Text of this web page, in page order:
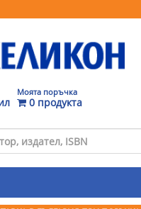
Моята поръчка
0 продукта